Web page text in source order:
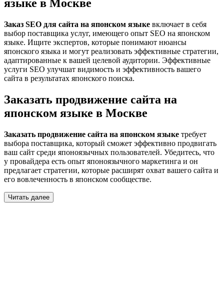
языке в Москве
Заказ SEO для сайта на японском языке включает в себя
выбор поставщика услуг, имеющего опыт SEO на японском
языке. Ищите экспертов, которые понимают нюансы
японского языка и могут реализовать эффективные стратегии,
адаптированные к вашей целевой аудитории. Эффективные
услуги SEO улучшат видимость и эффективность вашего
сайта в результатах японского поиска.
Заказать продвижение сайта на
японском языке в Москве
Заказать продвижение сайта на японском языке требует
выбора поставщика, который сможет эффективно продвигать
ваш сайт среди японоязычных пользователей. Убедитесь, что
у провайдера есть опыт японоязычного маркетинга и он
предлагает стратегии, которые расширят охват вашего сайта и
его вовлеченность в японском сообществе.
Читать далее